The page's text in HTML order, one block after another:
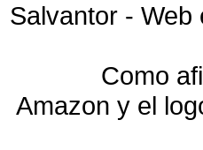
Salvantor - Web
Como
Amazon y el